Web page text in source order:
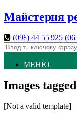
Майстерня
(098) 44 55 925
МЕНЮ
Images
[Not a valid template]